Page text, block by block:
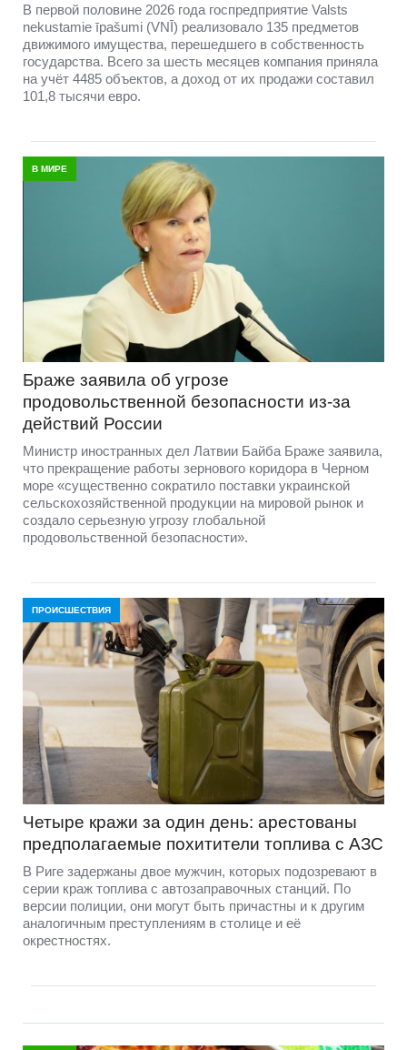
В первой половине 2026 года госпредприятие Valsts
nekustamie īpašumi (VNĪ) реализовало 135 предметов
движимого имущества, перешедшего в собственность
государства. Всего за шесть месяцев компания приняла
на учёт 4485 объектов, а доход от их продажи составил
101,8 тысячи евро.
В МИРЕ
Браже заявила об угрозе
продовольственной безопасности из-за
действий России
Министр иностранных дел Латвии Байба Браже заявила,
что прекращение работы зернового коридора в Черном
море «существенно сократило поставки украинской
сельскохозяйственной продукции на мировой рынок и
создало серьезную угрозу глобальной
продовольственной безопасности».
ПРОИСШЕСТВИЯ
Четыре кражи за один день: арестованы
предполагаемые похитители топлива с АЗС
В Риге задержаны двое мужчин, которых подозревают в
серии краж топлива с автозаправочных станций. По
версии полиции, они могут быть причастны и к другим
аналогичным преступлениям в столице и её
окрестностях.